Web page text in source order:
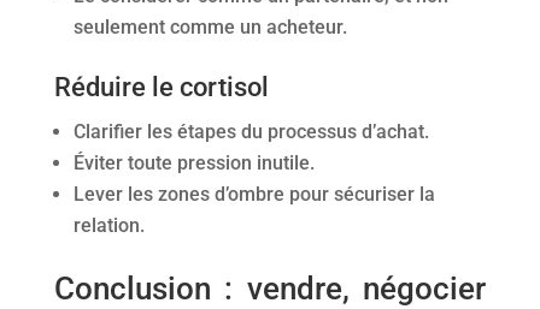
seulement comme un acheteur.
Réduire le cortisol
Clarifier les étapes du processus d’achat.
Éviter toute pression inutile.
Lever les zones d’ombre pour sécuriser la
relation.
Conclusion : vendre, négocier